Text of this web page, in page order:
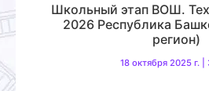
Школьный этап ВОШ.
2026 Республика
регион)
18 октября 2025 г. |